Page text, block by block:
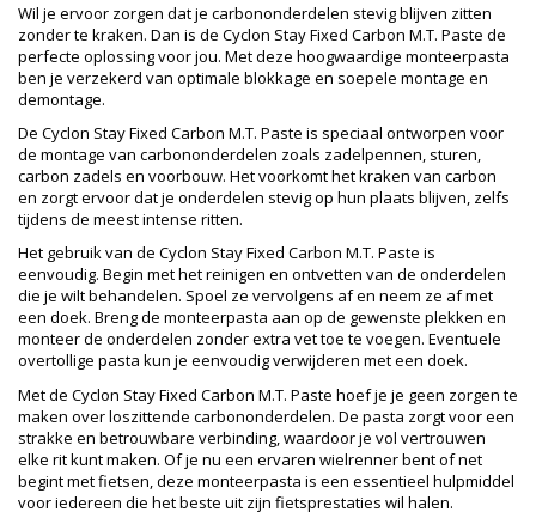
Wil je ervoor zorgen dat je carbononderdelen stevig blijven zitten
zonder te kraken. Dan is de Cyclon Stay Fixed Carbon M.T. Paste de
perfecte oplossing voor jou. Met deze hoogwaardige monteerpasta
ben je verzekerd van optimale blokkage en soepele montage en
demontage.
De Cyclon Stay Fixed Carbon M.T. Paste is speciaal ontworpen voor
de montage van carbononderdelen zoals zadelpennen, sturen,
carbon zadels en voorbouw. Het voorkomt het kraken van carbon
en zorgt ervoor dat je onderdelen stevig op hun plaats blijven, zelfs
tijdens de meest intense ritten.
Het gebruik van de Cyclon Stay Fixed Carbon M.T. Paste is
eenvoudig. Begin met het reinigen en ontvetten van de onderdelen
die je wilt behandelen. Spoel ze vervolgens af en neem ze af met
een doek. Breng de monteerpasta aan op de gewenste plekken en
monteer de onderdelen zonder extra vet toe te voegen. Eventuele
overtollige pasta kun je eenvoudig verwijderen met een doek.
Met de Cyclon Stay Fixed Carbon M.T. Paste hoef je je geen zorgen te
maken over loszittende carbononderdelen. De pasta zorgt voor een
strakke en betrouwbare verbinding, waardoor je vol vertrouwen
elke rit kunt maken. Of je nu een ervaren wielrenner bent of net
begint met fietsen, deze monteerpasta is een essentieel hulpmiddel
voor iedereen die het beste uit zijn fietsprestaties wil halen.